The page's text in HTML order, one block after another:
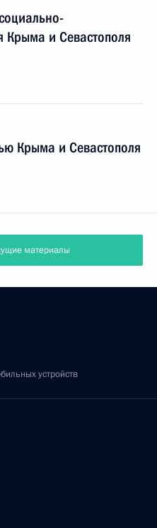
Крыма и Севастополя
Крыма и Севастополя
материалы
устройств